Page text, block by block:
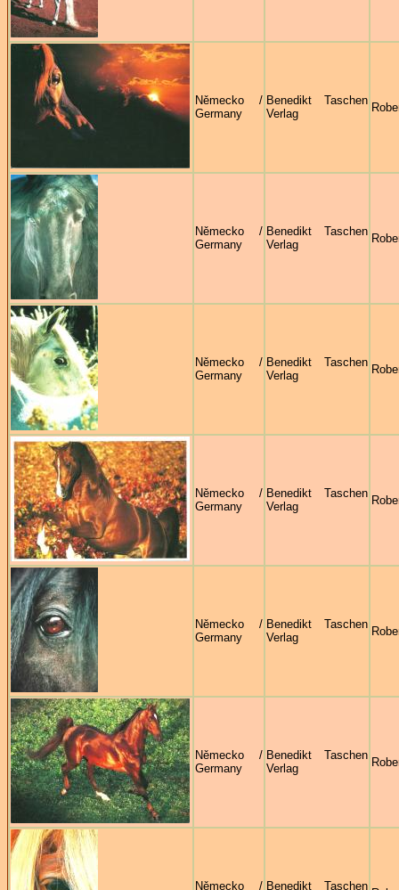
Německo /
Germany
Benedikt Taschen
Verlag
Německo /
Germany
Benedikt Taschen
Verlag
Německo /
Germany
Benedikt Taschen
Verlag
Německo /
Germany
Benedikt Taschen
Verlag
Německo /
Germany
Benedikt Taschen
Verlag
Německo /
Germany
Benedikt Taschen
Verlag
Německo / Benedikt Taschen